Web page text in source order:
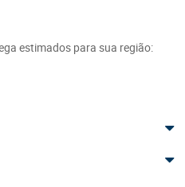
estimados para sua região: